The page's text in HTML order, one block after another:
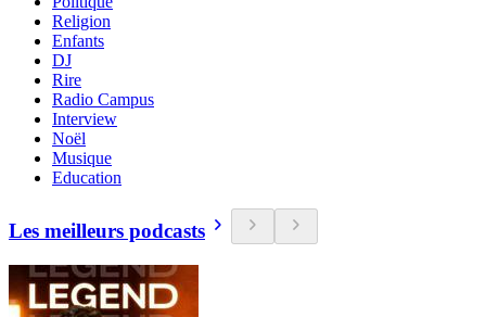
Religion
Enfants
DJ
Rire
Radio Campus
Interview
Noël
Musique
Education
Les meilleurs podcasts